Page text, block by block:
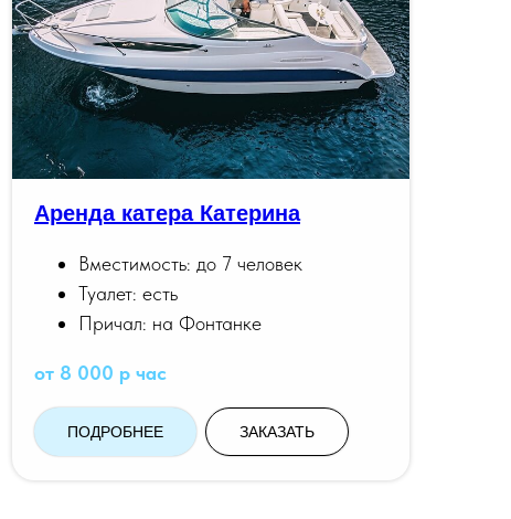
Аренда катера Катерина
Вместимость: до 7 человек
Туалет: есть
Причал: на Фонтанке
от 8 000 р час
ПОДРОБНЕЕ ЗАКАЗАТЬ